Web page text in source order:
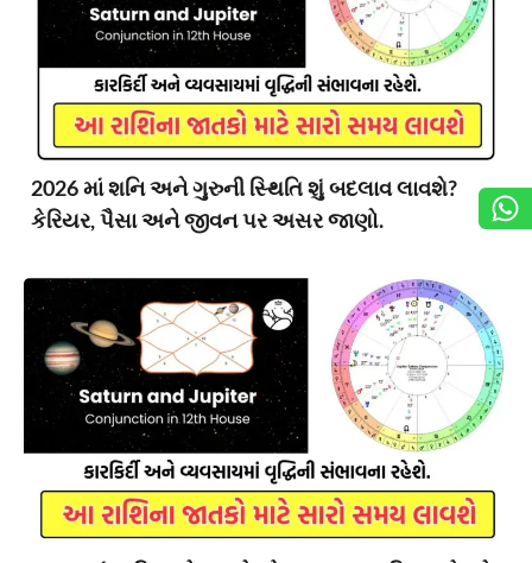
2026 માં શનિ અને ગુરુની સ્થિતિ શું બદલાવ લાવશે?
કેરિયર, પૈસા અને જીવન પર અસર જાણો.